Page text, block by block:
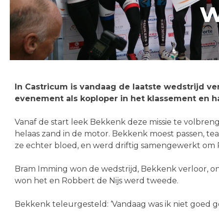
In Castricum is vandaag de laatste wedstrijd
evenement als koploper in het klassement en
Vanaf de start leek Bekkenk deze missie te
helaas zand in de motor. Bekkenk moest passen,
ze echter bloed, en werd driftig samengewerkt
Bram Imming won de wedstrijd, Bekkenk verloor,
won het en Robbert de Nijs werd tweede.
Bekkenk teleurgesteld: ‘Vandaag was ik niet goed